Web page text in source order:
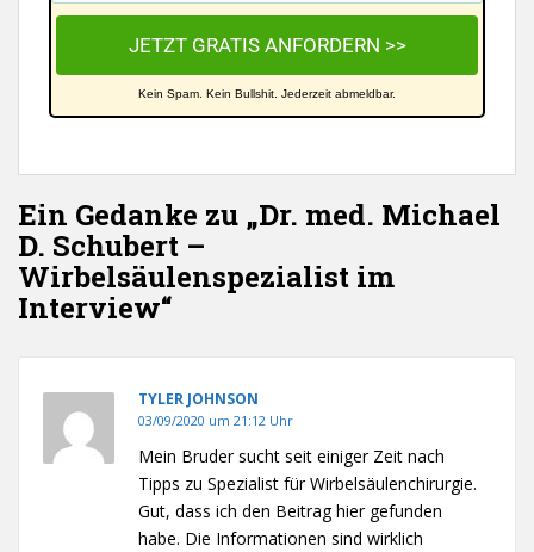
JETZT GRATIS ANFORDERN >>
Kein Spam. Kein Bullshit. Jederzeit abmeldbar.
Ein Gedanke zu „Dr. med. Michael
D. Schubert –
Wirbelsäulenspezialist im
Interview“
TYLER JOHNSON
03/09/2020 um 21:12 Uhr
Mein Bruder sucht seit einiger Zeit nach
Tipps zu Spezialist für Wirbelsäulenchirurgie.
Gut, dass ich den Beitrag hier gefunden
habe. Die Informationen sind wirklich